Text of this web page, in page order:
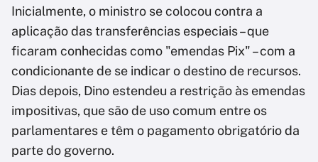
Inicialmente, o ministro se colocou contra a
aplicação das transferências especiais – que
ficaram conhecidas como "emendas Pix" – com a
condicionante de se indicar o destino de recursos.
Dias depois, Dino estendeu a restrição às emendas
impositivas, que são de uso comum entre os
parlamentares e têm o pagamento obrigatório da
parte do governo.